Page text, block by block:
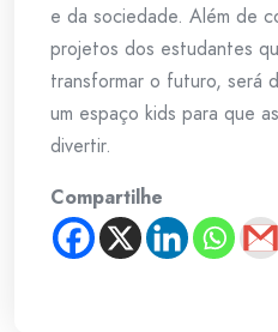
e da sociedade. Além de
projetos dos estudantes
transformar o futuro, será
um espaço kids para que
divertir.
Compartilhe